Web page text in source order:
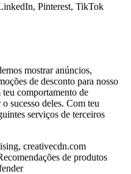
Pinterest, TikTok
mostrar anúncios,
de desconto para nosso
comportamento de
sucesso deles. Com teu
serviços de terceiros
creativecdn.com
de produtos